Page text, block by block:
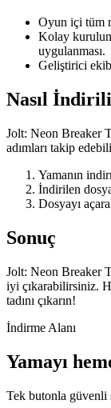
Oyun içi tüm
Kolay
uygulanması.
Geliştirici
Nasıl
Jolt: Neon Breaker
adımları takip
Yamanın
İndirilen
Dosyayı
Sonuç
Jolt: Neon Breaker
iyi çıkarabilirsiniz.
tadını çıkarın!
İndirme Alanı
Yamayı
Tek butonla güvenli